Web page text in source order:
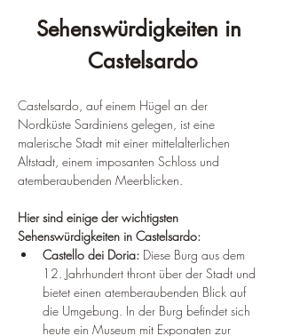
Sehenswürdigkeiten in
Castelsardo
Castelsardo, auf einem Hügel an der
Nordküste Sardiniens gelegen, ist eine
malerische Stadt mit einer mittelalterlichen
Altstadt, einem imposanten Schloss und
atemberaubenden Meerblicken.
Hier sind einige der wichtigsten
Sehenswürdigkeiten in Castelsardo:
Castello dei Doria: Diese Burg aus dem
12. Jahrhundert thront über der Stadt und
bietet einen atemberaubenden Blick auf
die Umgebung. In der Burg befindet sich
heute ein Museum mit Exponaten zur